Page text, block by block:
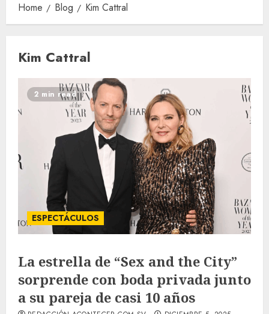
Home Blog Kim Cattral
Kim Cattral
2 min read
ESPECTÁCULOS
La estrella de “Sex and the City”
sorprende con boda privada junto
a su pareja de casi 10 años